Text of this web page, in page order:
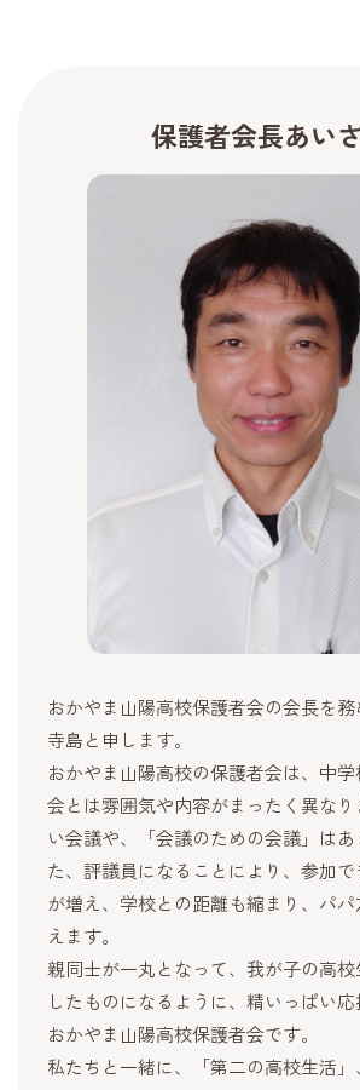
保護者会長あい
おかやま山陽高校保護者会の会長を務
寺島と申します。
おかやま山陽高校の保護者会は、中
会とは雰囲気や内容がまったく異な
い会議や、「会議のための会議」はあ
た、評議員になることにより、参加
が増え、学校との距離も縮まり、パ
えます。
親同士が一丸となって、我が子の高
したものになるように、精いっぱい応
おかやま山陽高校保護者会です。
私たちと一緒に、「第二の高校生活